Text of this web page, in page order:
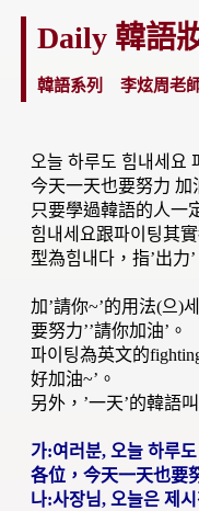
Daily 韓語
韓語系列 李炫周老
오늘 하루도 힘내세요
今天一天也要努力 加
只要學過韓語的人一
힘내세요跟파이팅其
型為힘내다，指’出力’
加’請你~’的用法(으)
要努力’’請你加油’。
파이팅為英文的
好加油~’。
另外，’一天’的韓語
가:여러분, 오늘 하루
各位，今天一天也要
나:사장님, 오늘은 제